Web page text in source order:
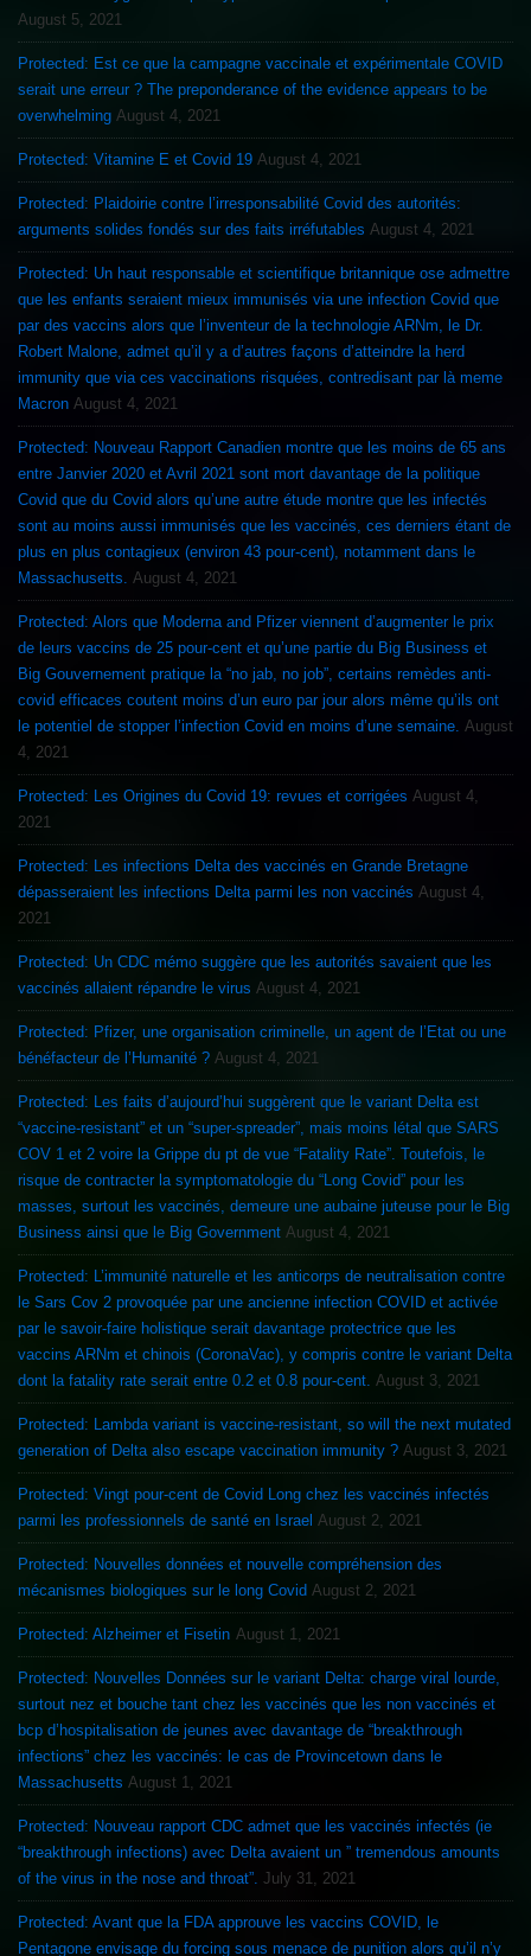
August 5, 2021
Protected: Est ce que la campagne vaccinale et expérimentale COVID
serait une erreur ? The preponderance of the evidence appears to be
overwhelming August 4, 2021
Protected: Vitamine E et Covid 19 August 4, 2021
Protected: Plaidoirie contre l’irresponsabilité Covid des autorités:
arguments solides fondés sur des faits irréfutables August 4, 2021
Protected: Un haut responsable et scientifique britannique ose admettre
que les enfants seraient mieux immunisés via une infection Covid que
par des vaccins alors que l’inventeur de la technologie ARNm, le Dr.
Robert Malone, admet qu’il y a d’autres façons d’atteindre la herd
immunity que via ces vaccinations risquées, contredisant par là meme
Macron August 4, 2021
Protected: Nouveau Rapport Canadien montre que les moins de 65 ans
entre Janvier 2020 et Avril 2021 sont mort davantage de la politique
Covid que du Covid alors qu’une autre étude montre que les infectés
sont au moins aussi immunisés que les vaccinés, ces derniers étant de
plus en plus contagieux (environ 43 pour-cent), notamment dans le
Massachusetts.
August 4, 2021
Protected: Alors que Moderna and Pfizer viennent d’augmenter le prix
de leurs vaccins de 25 pour-cent et qu’une partie du Big Business et
Big Gouvernement pratique la “no jab, no job”, certains remèdes anti-
covid efficaces coutent moins d’un euro par jour alors même qu’ils ont
le potentiel de stopper l’infection Covid en moins d’une semaine. August
4, 2021
Protected: Les Origines du Covid 19: revues et corrigées August 4,
2021
Protected: Les infections Delta des vaccinés en Grande Bretagne
dépasseraient les infections Delta parmi les non vaccinés August 4,
2021
Protected: Un CDC mémo suggère que les autorités savaient que les
vaccinés allaient répandre le virus August 4, 2021
Protected: Pfizer, une organisation criminelle, un agent de l’Etat ou une
bénéfacteur de l’Humanité ? August 4, 2021
Protected: Les faits d’aujourd’hui suggèrent que le variant Delta est
“vaccine-resistant” et un “super-spreader”, mais moins létal que SARS
COV 1 et 2 voire la Grippe du pt de vue “Fatality Rate”. Toutefois, le
risque de contracter la symptomatologie du “Long Covid” pour les
masses, surtout les vaccinés, demeure une aubaine juteuse pour le Big
Business ainsi que le Big Government August 4, 2021
Protected: L’immunité naturelle et les anticorps de neutralisation contre
le Sars Cov 2 provoquée par une ancienne infection COVID et activée
par le savoir-faire holistique serait davantage protectrice que les
vaccins ARNm et chinois (CoronaVac), y compris contre le variant Delta
dont la fatality rate serait entre 0.2 et 0.8 pour-cent. August 3, 2021
Protected: Lambda variant is vaccine-resistant, so will the next mutated
generation of Delta also escape vaccination immunity ? August 3, 2021
Protected: Vingt pour-cent de Covid Long chez les vaccinés infectés
parmi les professionnels de santé en Israel August 2, 2021
Protected: Nouvelles données et nouvelle compréhension des
mécanismes biologiques sur le long Covid August 2, 2021
Protected: Alzheimer et Fisetin August 1, 2021
Protected: Nouvelles Données sur le variant Delta: charge viral lourde,
surtout nez et bouche tant chez les vaccinés que les non vaccinés et
bcp d’hospitalisation de jeunes avec davantage de “breakthrough
infections” chez les vaccinés: le cas de Provincetown dans le
Massachusetts August 1, 2021
Protected: Nouveau rapport CDC admet que les vaccinés infectés (ie
“breakthrough infections) avec Delta avaient un ” tremendous amounts
of the virus in the nose and throat”. July 31, 2021
Protected: Avant que la FDA approuve les vaccins COVID, le
Pentagone envisage du forcing sous menace de punition alors qu’il n’y